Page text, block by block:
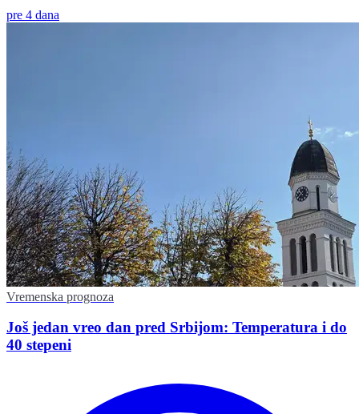
pre 4 dana
Vremenska prognoza
Još jedan vreo dan pred Srbijom: Temperatura i do
40 stepeni